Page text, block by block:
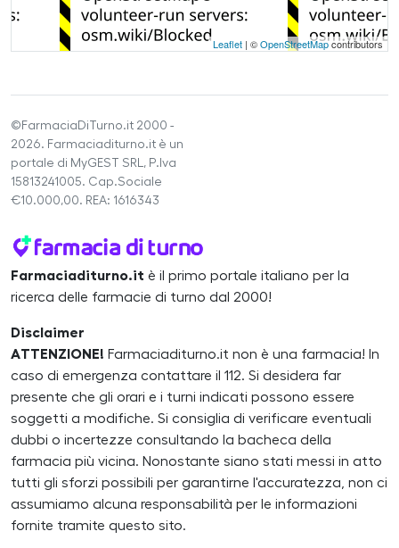
Leaflet | ©OpenStreetMapcontributors
©FarmaciaDiTurno.it 2000 -
2026. Farmaciaditurno.it è un
portale di MyGEST SRL, P.Iva
15813241005. Cap.Sociale
€10.000,00. REA: 1616343
Farmaciaditurno.it è il primo portale italiano per la
ricerca delle farmacie di turno dal 2000!
Disclaimer
ATTENZIONE! Farmaciaditurno.it non è una farmacia! In
caso di emergenza contattare il 112. Si desidera far
presente che gli orari e i turni indicati possono essere
soggetti a modifiche. Si consiglia di verificare eventuali
dubbi o incertezze consultando la bacheca della
farmacia più vicina. Nonostante siano stati messi in atto
tutti gli sforzi possibili per garantirne l'accuratezza, non ci
assumiamo alcuna responsabilità per le informazioni
fornite tramite questo sito.